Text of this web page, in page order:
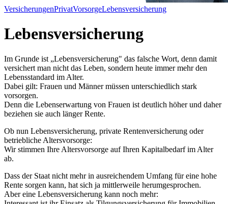
VersicherungenPrivatVorsorgeLebensversicherung
Lebensversicherung
Im Grunde ist „Lebensversicherung" das falsche Wort, denn damit
versichert man nicht das Leben, sondern heute immer mehr den
Lebensstandard im Alter.
Dabei gilt: Frauen und Männer müssen unterschiedlich stark
vorsorgen.
Denn die Lebenserwartung von Frauen ist deutlich höher und daher
beziehen sie auch länger Rente.
Ob nun Lebensversicherung, private Rentenversicherung oder
betriebliche Altersvorsorge:
Wir stimmen Ihre Altersvorsorge auf Ihren Kapitalbedarf im Alter
ab.
Dass der Staat nicht mehr in ausreichendem Umfang für eine hohe
Rente sorgen kann, hat sich ja mittlerweile herumgesprochen.
Aber eine Lebensversicherung kann noch mehr: